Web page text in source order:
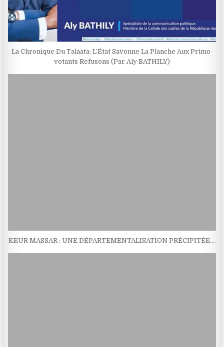
La Chronique Du Talaata: L’État Savonne La Planche Aux Primo-
votants Refusons (Par Aly BATHILY)
KEUR MASSAR : UNE DÉPARTEMENTALISATION PRÉCIPITÉE….